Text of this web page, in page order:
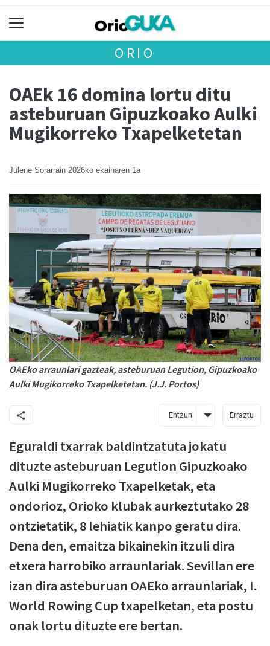
ORIO
OAEk 16 domina lortu ditu
asteburuan Gipuzkoako Aulki
Mugikorreko Txapelketetan
Julene Sorarrain 2026ko ekainaren 1a
OAEko arraunlari gazteak, asteburuan Legution, Gipuzkoako
Aulki Mugikorreko Txapelketetan. (J.J. Portos)
Entzun Erraztu
Eguraldi txarrak baldintzatuta jokatu
dituzte asteburuan Legution Gipuzkoako
Aulki Mugikorreko Txapelketak, eta
ondorioz, Orioko klubak aurkeztutako 28
ontzietatik, 8 lehiatik kanpo geratu dira.
Dena den, emaitza bikainekin itzuli dira
etxera harrobiko arraunlariak. Sevillan ere
izan dira asteburuan OAEko arraunlariak, I.
World Rowing Cup txapelketan, eta postu
onak lortu dituzte ere bertan.